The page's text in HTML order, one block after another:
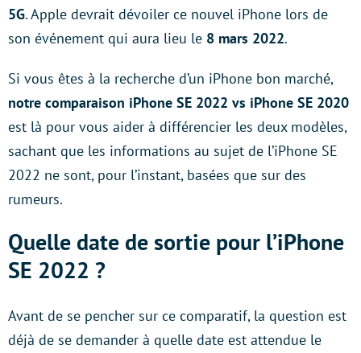
5G. Apple devrait dévoiler ce nouvel iPhone lors de
son événement qui aura lieu le 8 mars 2022.
Si vous êtes à la recherche d’un iPhone bon marché,
notre comparaison iPhone SE 2022 vs iPhone SE 2020
est là pour vous aider à différencier les deux modèles,
sachant que les informations au sujet de l’iPhone SE
2022 ne sont, pour l’instant, basées que sur des
rumeurs.
Quelle date de sortie pour l’iPhone
SE 2022 ?
Avant de se pencher sur ce comparatif, la question est
déjà de se demander à quelle date est attendue le